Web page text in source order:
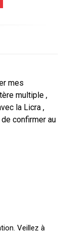
mes
multiple ,
la Licra ,
confirmer au
Veillez à